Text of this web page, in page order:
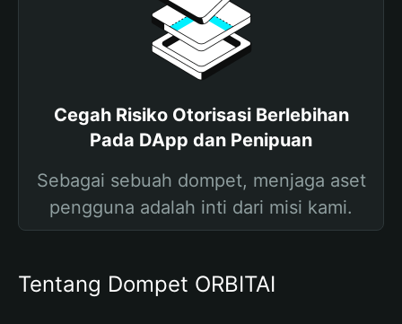
Cegah Risiko Otorisasi Berlebihan
Pada DApp dan Penipuan
Sebagai sebuah dompet, menjaga aset
pengguna adalah inti dari misi kami.
Tentang Dompet ORBITAI